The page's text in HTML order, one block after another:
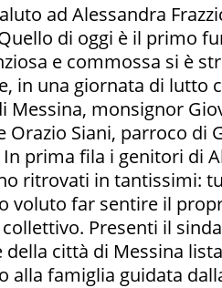
ad Alessandra
di oggi è il primo
e commossa si è
in una giornata di lutto
Messina, monsignor
Siani, parroco di
prima fila i genitori di
ritrovati in tantissimi:
voluto far sentire il
Presenti il
città di Messina
alla famiglia guidata